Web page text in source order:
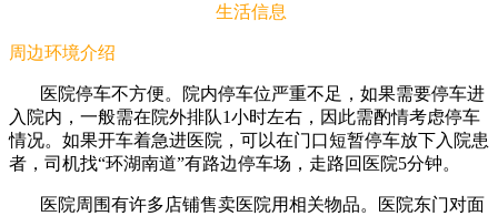
生活信息
周边环境介绍
医院停车不方便。院内停车位严重不足，如果需要停车进
入院内，一般需在院外排队1小时左右，因此需酌情考虑停车
情况。如果开车着急进医院，可以在门口短暂停车放下入院患
者，司机找“环湖南道”有路边停车场，走路回医院5分钟。
医院周围有许多店铺售卖医院用相关物品。医院东门对面